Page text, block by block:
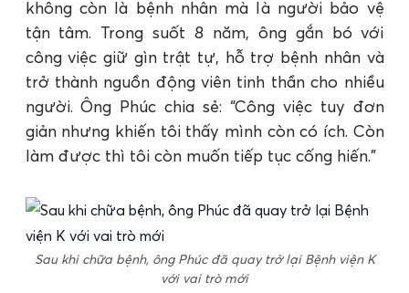
không còn là bệnh nhân mà là người bảo vệ
tận tâm. Trong suốt 8 năm, ông gắn bó với
công việc giữ gìn trật tự, hỗ trợ bệnh nhân và
trở thành nguồn động viên tinh thần cho nhiều
người. Ông Phúc chia sẻ: “Công việc tuy đơn
giản nhưng khiến tôi thấy mình còn có ích. Còn
làm được thì tôi còn muốn tiếp tục cống hiến.”
Sau khi chữa bệnh, ông Phúc đã quay trở lại Bệnh viện K
với vai trò mới